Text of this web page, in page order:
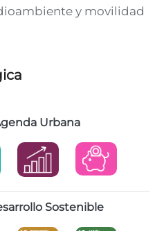
y movilidad
Urbana
Sostenible